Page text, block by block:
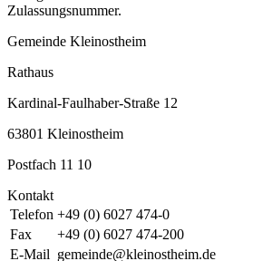
Zulassungsnummer.
Gemeinde Kleinostheim
Rathaus
Kardinal-Faulhaber-Straße 12
63801 Kleinostheim
Postfach 11 10
Kontakt
Telefon +49 (0) 6027 474-0
Fax
+49 (0) 6027 474-200
E-Mail gemeinde@kleinostheim.de